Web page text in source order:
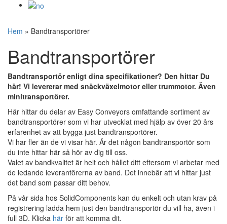
Hem » Bandtransportörer
Bandtransportörer
Bandtransportör enligt dina specifikationer? Den hittar Du
här! Vi levererar med snäckväxelmotor eller trummotor. Även
minitransportörer.
Här hittar du delar av Easy Conveyors omfattande sortiment av
bandtransportörer som vi har utvecklat med hjälp av över 20 års
erfarenhet av att bygga just bandtransportörer.
Vi har fler än de vi visar här. Är det någon bandtransportör som
du inte hittar här så hör av dig till oss.
Valet av bandkvalitet är helt och hållet ditt eftersom vi arbetar med
de ledande leverantörerna av band. Det innebär att vi hittar just
det band som passar ditt behov.
På vår sida hos SolidComponents kan du enkelt och utan krav på
registrering ladda hem just den bandtransportör du vill ha, även i
full 3D. Klicka här för att komma dit.